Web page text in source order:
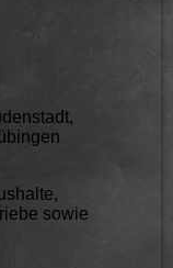
sowie